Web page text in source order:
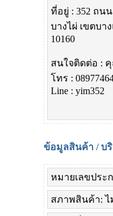
ที่อยู่ : 352 ถน
บางไผ่ เขตบา
10160
สนใจติดต่อ :
โทร :
Line : yim352
ข้อมูลสินค้า / บ
หมายเลขประ
สภาพสินค้า: ไ